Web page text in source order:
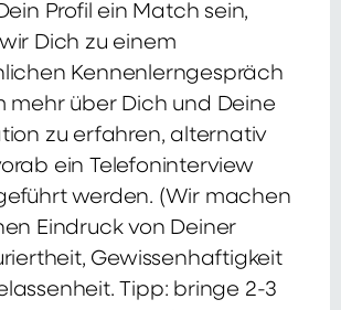
Profil ein Match sein,
Dich zu einem
Kennenlerngespräch
mehr über Dich und Deine
zu erfahren, alternativ
ein Telefoninterview
werden. (Wir machen
Eindruck von Deiner
Gewissenhaftigkeit
Tipp: bringe 2-3